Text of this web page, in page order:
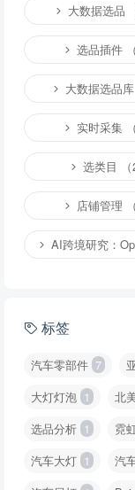
大数据选品
选品插件 （
大数据选品库
实时采集 （
选类目 （
店铺管理
AI跨境研究：OpenClaw小龙虾
标签
汽车零部件 7
大灯灯泡 1 北
选品分析 1 霓
汽车大灯 1 汽